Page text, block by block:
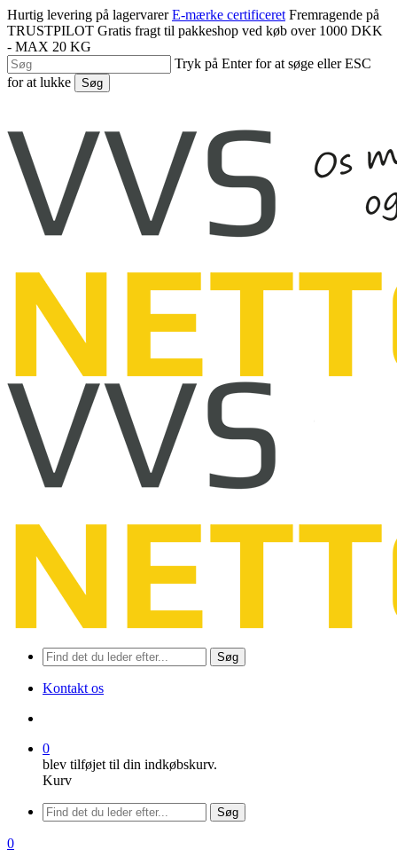
Spring
til
hovedindhold
Hurtig levering på lagervarer E-mærke certificeret Fremragende på
TRUSTPILOT Gratis fragt til pakkeshop ved køb over 1000 DKK
- MAX 20 KG
Tryk på Enter for at søge eller ESC
for at lukke
Søg
Søg
Kontakt os
0
blev tilføjet til din indkøbskurv.
Kurv
Menu
Søg
søge
0